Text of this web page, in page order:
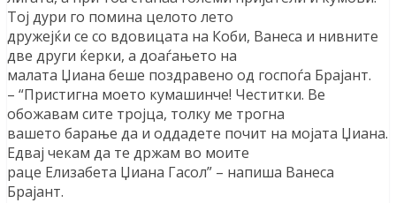
Тој дури го помина целото лето
дружејќи се со вдовицата на Коби, Ванеса и нивните
две други ќерки, а доаѓањето на
малата Џиана беше поздравено од госпоѓа Брајант.
– “Пристигна моето кумашинче! Честитки. Ве
обожавам сите тројца, толку ме трогна
вашето барање да и оддадете почит на мојата Џиана.
Едвај чекам да те држам во моите
раце Елизабета Џиана Гасол” – напиша Ванеса
Брајант.